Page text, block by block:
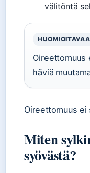
välitöntä
HUOMIOITAVAA
Oireettomuus
häviä
Oireettomuus
Miten
syövästä?